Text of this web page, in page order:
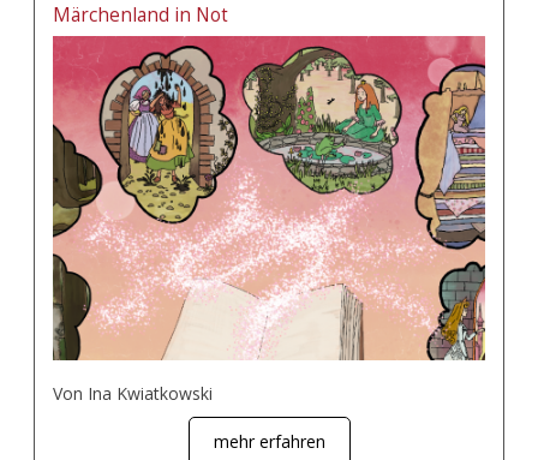
Märchenland in Not
Von Ina Kwiatkowski
mehr erfahren